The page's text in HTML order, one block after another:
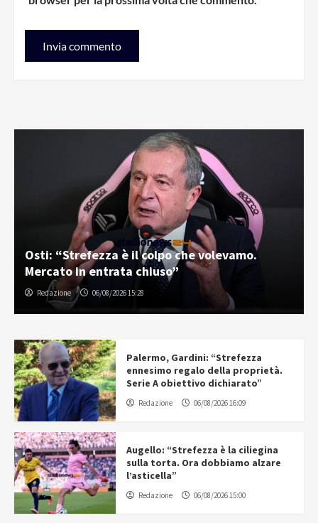
Osti: “Strefezza è il colpo che volevamo.
Mercato in entrata chiuso”
Redazione 06/08/2026 15:28
Palermo, Gardini: “Strefezza
ennesimo regalo della proprietà.
Serie A obiettivo dichiarato”
Redazione 06/08/2026 16:09
Augello: “Strefezza è la ciliegina
sulla torta. Ora dobbiamo alzare
l’asticella”
Redazione 06/08/2026 15:00